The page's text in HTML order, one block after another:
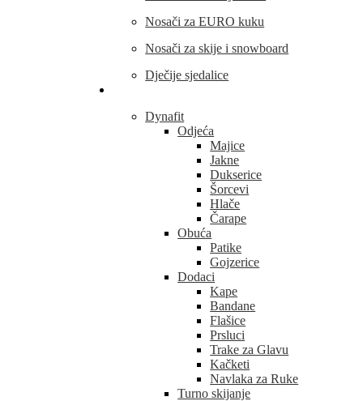
Nosači za EURO kuku
Nosači za skije i snowboard
Dječije sjedalice
Dynafit
Odjeća
Majice
Jakne
Dukserice
Šorcevi
Hlače
Čarape
Obuća
Patike
Gojzerice
Dodaci
Kape
Bandane
Flašice
Prsluci
Trake za Glavu
Kačketi
Navlaka za Ruke
Turno skijanje